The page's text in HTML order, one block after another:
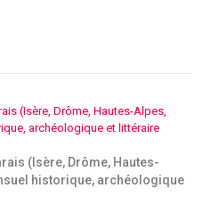
(Isère, Drôme, Hautes-
historique, archéologique